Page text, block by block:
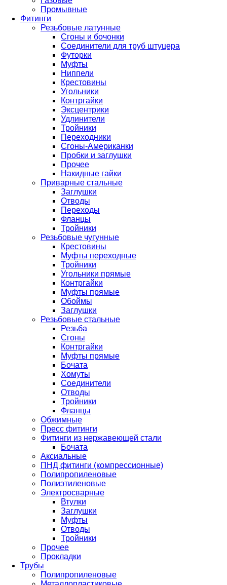
Промывные
Фитинги
Резьбовые латунные
Сгоны и бочонки
Соединители для труб штуцера
Футорки
Муфты
Ниппели
Крестовины
Угольники
Контргайки
Эксцентрики
Удлинители
Тройники
Переходники
Сгоны-Американки
Пробки и заглушки
Прочее
Накидные гайки
Приварные стальные
Заглушки
Отводы
Переходы
Фланцы
Тройники
Резьбовые чугунные
Крестовины
Муфты переходные
Тройники
Угольники прямые
Контргайки
Муфты прямые
Обоймы
Заглушки
Резьбовые стальные
Резьба
Сгоны
Контргайки
Муфты прямые
Бочата
Хомуты
Соединители
Отводы
Тройники
Фланцы
Обжимные
Пресс фитинги
Фитинги из нержавеющей стали
Бочата
Аксиальные
ПНД фитинги (компрессионные)
Полипропиленовые
Полиэтиленовые
Электросварные
Втулки
Заглушки
Муфты
Отводы
Тройники
Прочее
Прокладки
Трубы
Полипропиленовые